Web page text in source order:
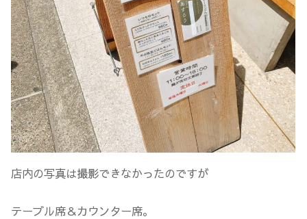
店内の写真は撮影できなかったのですが
テーブル席＆カウンター席。